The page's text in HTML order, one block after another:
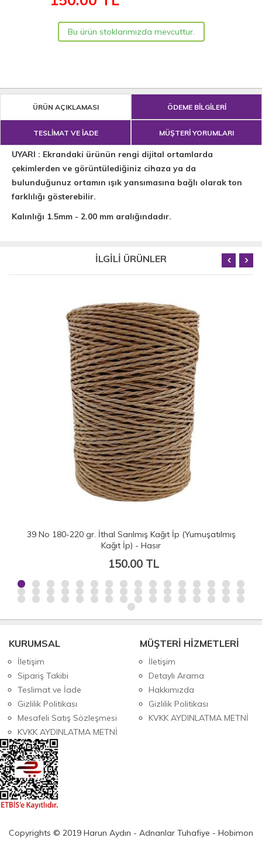
Bu ürün stoklarımızda mevcuttur.
ÜRÜN AÇIKLAMASI ÖDEME BİLGİLERİ
TESLİMAT VE İADE MÜŞTERİ YORUMLARI
UYARI : Ekrandaki ürünün rengi dijital ortamlarda
çekimlerden ve görüntülediğiniz cihaza ya da
bulunduğunuz ortamın ışık yansımasına bağlı olarak ton
farklılığı gösterebilir.
Kalınlığı 1.5mm - 2.00 mm aralığındadır.
İLGİLİ ÜRÜNLER
39 No 180-220 gr. İthal Sarılmış Kağıt İp (Yumuşatılmış
Kağıt İp) - Hasır
150.00 TL
KURUMSAL
İletişim
Sipariş Takibi
Teslimat ve İade
Gizlilik Politikası
Mesafeli Satış Sözleşmesi
KVKK AYDINLATMA METNİ
MÜŞTERİ HİZMETLERİ
İletişim
Detaylı Arama
Hakkımızda
Gizlilik Politikası
KVKK AYDINLATMA METNİ
Copyrights © 2019 Harun Aydın - Adnanlar Tuhafiye - Hobimon